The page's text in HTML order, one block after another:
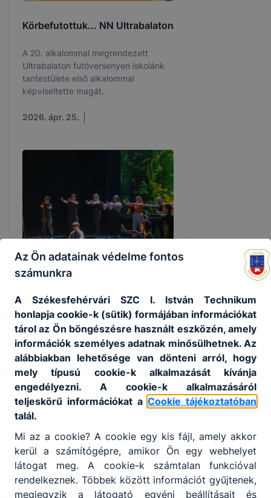
Körbefutottuk... NN Ultrabalaton
A 20. alkalommal megrendezett
Ultrabalaton futóversenyen iskolánk
tantestülete első alkalommal
képviseltette magát.
2026. ápr. 25.
Atlantisz program - Csongor és
Tünde
Iskolánk színjátszó csapata a
székesfehérvári Vörösmarty Színház
Atlantisz Programja keretében idén a
Csongor és Tünde előadásban
szerepelt sok más középiskolai
színjátszó körrel együtt.
2026. márc. 3.
Az Ön adatainak védelme fontos
számunkra
A Székesfehérvári SZC I. István Technikum
honlapja cookie-k (sütik) formájában információkat
tárol az Ön böngészésre használt eszközén, amely
információk személyes adatnak minősülhetnek. Az
alábbiakban lehetősége van dönteni arról, hogy
mely típusú cookie-k alkalmazását kívánja
engedélyezni. A cookie-k alkalmazásáról
teljeskörű információkat a Cookie tájékoztatóban
talál.
Mi az a cookie? A cookie egy kis fájl, amely akkor
kerül a számítógépre, amikor Ön egy webhelyet
látogat meg. A cookie-k számtalan funkcióval
rendelkeznek. Többek között információt gyűjtenek,
megjegyzik a látogató egyéni beállításait és